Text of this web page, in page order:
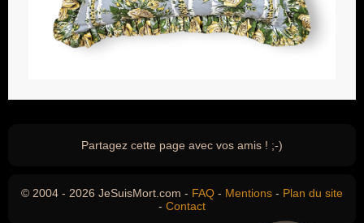
Partagez cette page avec vos amis ! ;-)
© 2004 - 2026 JeSuisMort.com - FAQ - Mentions - Plan du site
- Contact